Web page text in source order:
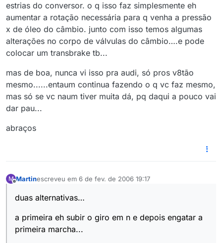
estrias do conversor. o q isso faz simplesmente eh
aumentar a rotação necessária para q venha a pressão
x de óleo do câmbio. junto com isso temos algumas
alterações no corpo de válvulas do câmbio….e pode
colocar um transbrake tb...
mas de boa, nunca vi isso pra audi, só pros v8tão
mesmo......entaum continua fazendo o q vc faz mesmo,
mas só se vc naum tiver muita dá, pq daqui a pouco vai
dar pau...
abraços
M Martinescreveu em 6 de fev. de 2006 19:17
última edição por
duas alternativas…
a primeira eh subir o giro em n e depois engatar a
primeira marcha...